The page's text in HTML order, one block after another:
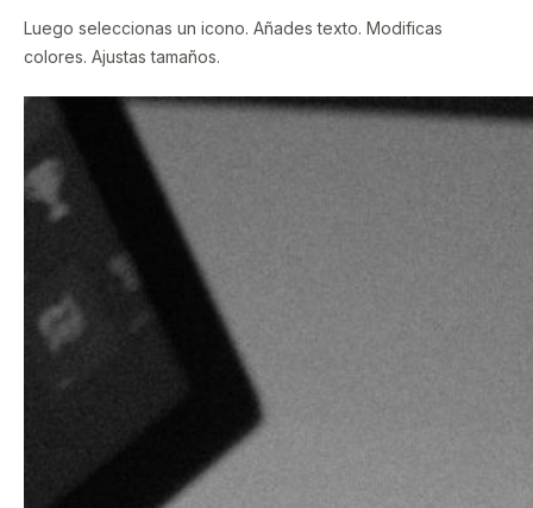
Luego seleccionas un icono. Añades texto. Modificas
colores. Ajustas tamaños.